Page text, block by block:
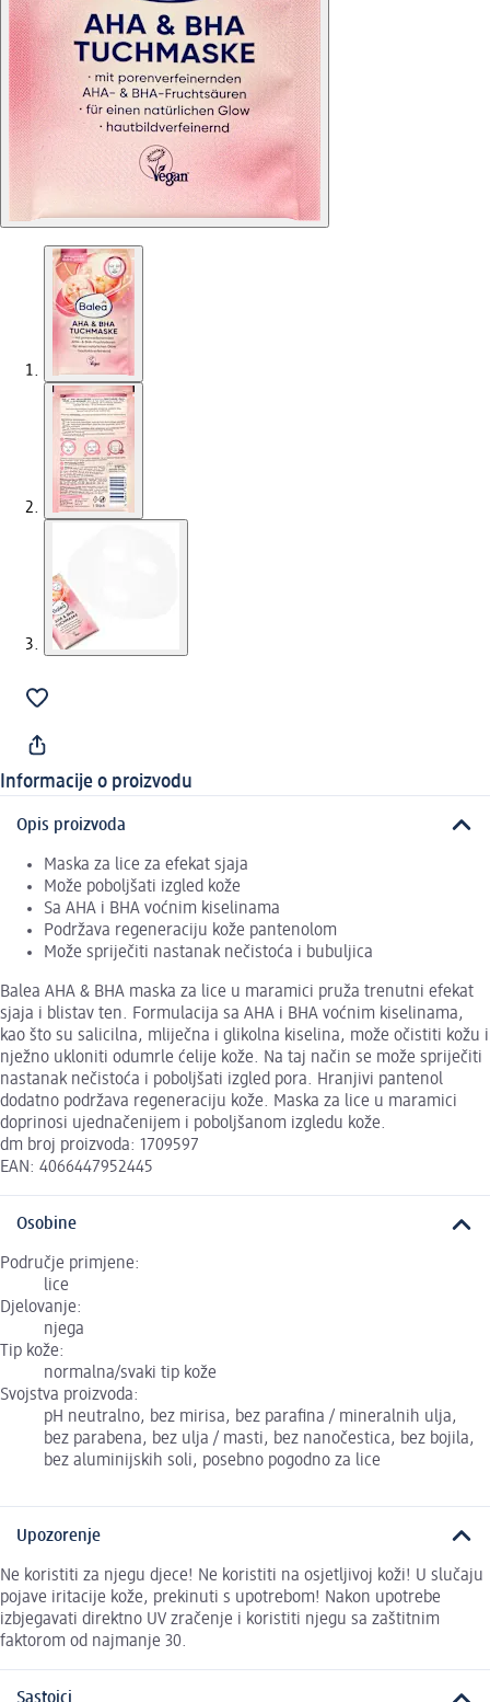
Informacije o proizvodu
Opis proizvoda
Maska za lice za efekat sjaja
Može poboljšati izgled kože
Sa AHA i BHA voćnim kiselinama
Podržava regeneraciju kože pantenolom
Može spriječiti nastanak nečistoća i bubuljica
Balea AHA & BHA maska za lice u maramici pruža trenutni efekat
sjaja i blistav ten. Formulacija sa AHA i BHA voćnim kiselinama,
kao što su salicilna, mliječna i glikolna kiselina, može očistiti kožu i
nježno ukloniti odumrle ćelije kože. Na taj način se može spriječiti
nastanak nečistoća i poboljšati izgled pora. Hranjivi pantenol
dodatno podržava regeneraciju kože. Maska za lice u maramici
doprinosi ujednačenijem i poboljšanom izgledu kože.
dm broj proizvoda: 1709597
EAN: 4066447952445
Osobine
Područje primjene:
lice
Djelovanje:
njega
Tip kože:
normalna/svaki tip kože
Svojstva proizvoda:
pH neutralno, bez mirisa, bez parafina / mineralnih ulja,
bez parabena, bez ulja / masti, bez nanočestica, bez bojila,
bez aluminijskih soli, posebno pogodno za lice
Upozorenje
Ne koristiti za njegu djece! Ne koristiti na osjetljivoj koži! U slučaju
pojave iritacije kože, prekinuti s upotrebom! Nakon upotrebe
izbjegavati direktno UV zračenje i koristiti njegu sa zaštitnim
faktorom od najmanje 30.